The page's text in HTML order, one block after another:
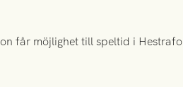
får möjlighet till speltid i